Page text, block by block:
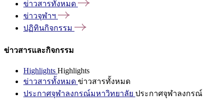
ข่าวสารทั้งหมด
ข่าวจุฬาฯ
ปฏิทินกิจกรรม
ข่าวสารและกิจกรรม
Highlights Highlights
ข่าวสารทั้งหมด ข่าวสารทั้งหมด
ประกาศจุฬาลงกรณ์มหาวิทยาลัย ประกาศจุฬาลงกรณ์